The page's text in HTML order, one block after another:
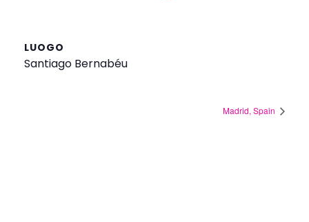
LUOGO
Santiago Bernabéu
Madrid, Spain